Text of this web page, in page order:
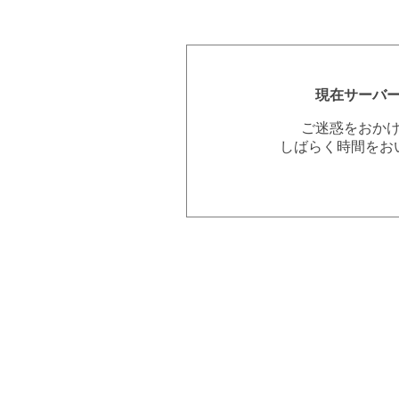
現在サーバ
ご迷惑をおか
しばらく時間を